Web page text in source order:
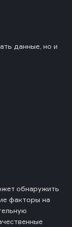
данные, но и
обнаружить
факторы на